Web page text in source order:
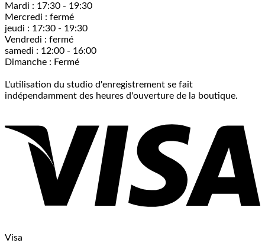
Mardi : 17:30 - 19:30
Mercredi : fermé
jeudi : 17:30 - 19:30
Vendredi : fermé
samedi : 12:00 - 16:00
Dimanche : Fermé
L'utilisation du studio d'enregistrement se fait
indépendamment des heures d'ouverture de la boutique.
Visa